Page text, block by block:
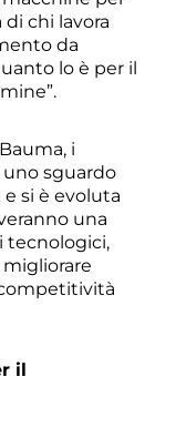
di chi lavora
da
lo è per il
i
sguardo
si è evoluta
una
tecnologici,
il